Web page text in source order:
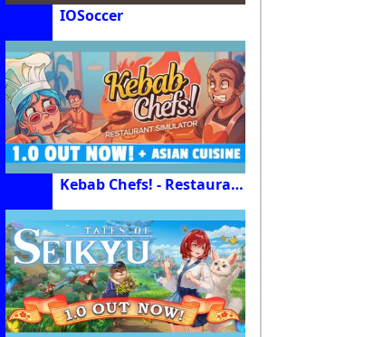
IOSoccer
Kebab Chefs! - Restaurant Simulator